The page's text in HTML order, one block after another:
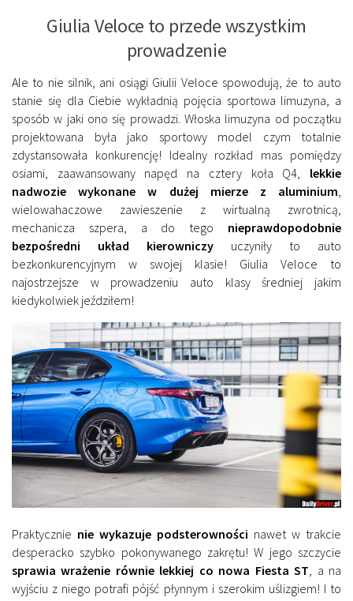
Giulia Veloce to przede wszystkim
prowadzenie
Ale to nie silnik, ani osiągi Giulii Veloce spowodują, że to auto
stanie się dla Ciebie wykładnią pojęcia sportowa limuzyna, a
sposób w jaki ono się prowadzi. Włoska limuzyna od początku
projektowana była jako sportowy model czym totalnie
zdystansowała konkurencję! Idealny rozkład mas pomiędzy
osiami, zaawansowany napęd na cztery koła Q4, lekkie
nadwozie wykonane w dużej mierze z aluminium
wielowahaczowe zawieszenie z wirtualną zwrotnicą,
mechanicza szpera, a do tego nieprawdopodobnie
bezpośredni układ kierowniczy uczyniły to auto
bezkonkurencyjnym w swojej klasie! Giulia Veloce to
najostrzejsze w prowadzeniu auto klasy średniej jakim
kiedykolwiek jeździłem!
Praktycznie nie wykazuje podsterowności nawet w trakcie
desperacko szybko pokonywanego zakrętu! W jego szczycie
sprawia wrażenie równie lekkiej co nowa Fiesta ST, a na
wyjściu z niego potrafi pójść płynnym i szerokim uślizgiem! I to